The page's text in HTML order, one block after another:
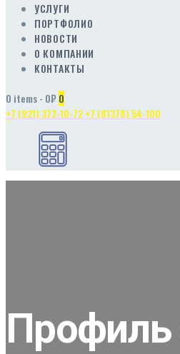
УСЛУГИ
ПОРТФОЛИО
НОВОСТИ
О КОМПАНИИ
КОНТАКТЫ
0 items- 0₽ 0
+7 (921) 372-10-72+7 (81378) 54-100
Профиль